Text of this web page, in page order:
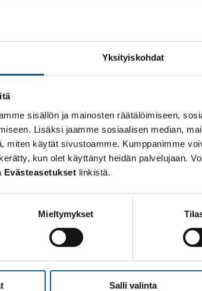
Yksityiskohdat
sisällön ja mainosten räätälöimiseen,
Lisäksi jaamme sosiaalisen median,
miten käytät sivustoamme. Kumppanimme
kun olet käyttänyt heidän palvelujaan.
Evästeasetukset linkistä.
Mieltymykset
Salli valinta
1 resultat hittades för “karjala”
KaisaKarjalainen